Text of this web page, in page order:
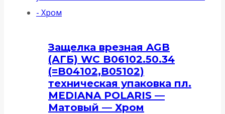
Защелка врезная AGB
(АГБ) WC B06102.50.34
(=B04102,B05102)
техническая упаковка пл.
MEDIANA POLARIS —
Матовый — Хром